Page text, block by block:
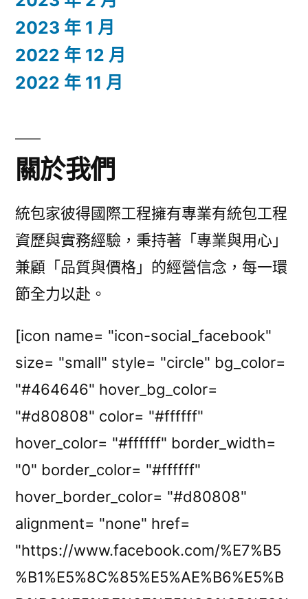
2023 年 1 月
2022 年 12 月
2022 年 11 月
關於我們
統包家彼得國際工程擁有專業有統包工程
資歷與實務經驗，秉持著「專業與用心」
兼顧「品質與價格」的經營信念，每一環
節全力以赴。
[icon name= "icon-social_facebook"
size= "small" style= "circle" bg_color=
"#464646" hover_bg_color=
"#d80808" color= "#ffffff"
hover_color= "#ffffff" border_width=
"0" border_color= "#ffffff"
hover_border_color= "#d80808"
alignment= "none" href=
"https://www.facebook.com/%E7%B5
%B1%E5%8C%85%E5%AE%B6%E5%B